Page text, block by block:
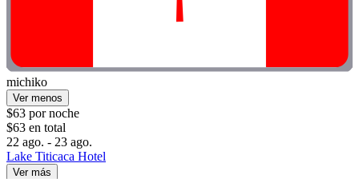
michiko
Ver menos
$63 por noche
$63 en total
22 ago. - 23 ago.
Lake Titicaca Hotel
Ver más